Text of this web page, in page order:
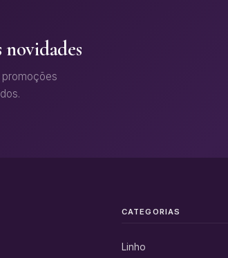
promoções
CATEGORIAS
Linho